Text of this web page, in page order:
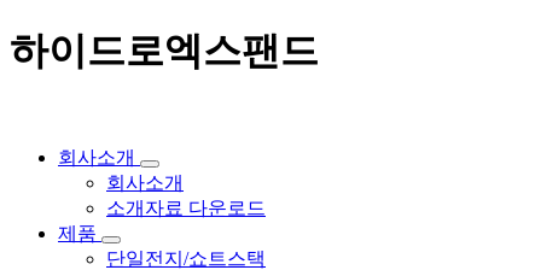
하이드로엑스팬드
회사소개
회사소개
소개자료 다운로드
제품
단일전지/쇼트스택